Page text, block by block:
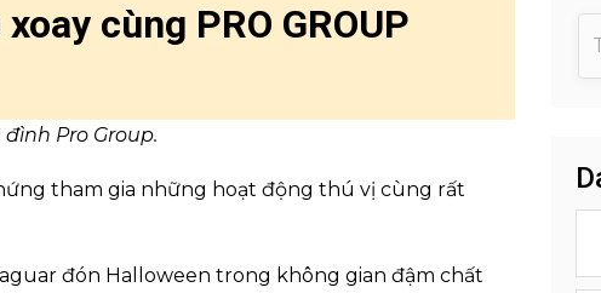
cùng PRO GROUP
Pro Group.
tham gia những hoạt động thú vị cùng rất
đón Halloween trong không gian đậm chất